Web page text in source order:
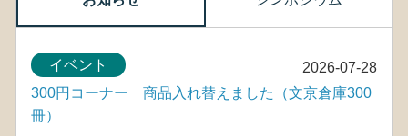
2026-07-28
イベント
300円コーナー 商品入れ替えました（文京倉庫300
冊）